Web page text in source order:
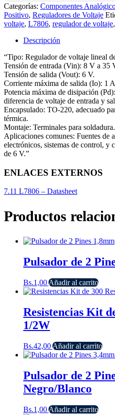
Categorías: Componentes
Positivo, Reguladores de Voltaje
voltaje, L7806, regulador de voltaje,
Descripción
“Tipo: Regulador de voltaje lineal
Tensión de entrada (Vin): 8 V a 35
Tensión de salida (Vout): 6 V.
Corriente máxima de salida (Io): 1
Potencia máxima de disipación
diferencia de voltaje de entrada y
Encapsulado: TO-220, adecuado
térmica.
Montaje: Terminales para soldadura.
Aplicaciones comunes: Fuentes de
electrónicos, sistemas de control, y
de 6 V.”
ENLACES EXTERNOS
7.11 L7806 – Datasheet
Productos
Pulsador de 2
Bs.1,00Añadir al carrito
Resistencias Kit
1/2W
Bs.42,00Añadir al carrito
Pulsador de 2
Negro/Blanco
Bs.1,00Añadir al carrito